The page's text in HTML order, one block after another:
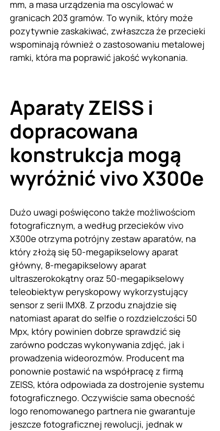
mm, a masa urządzenia ma oscylować w
granicach 203 gramów. To wynik, który może
pozytywnie zaskakiwać, zwłaszcza że przecieki
wspominają również o zastosowaniu metalowej
ramki, która ma poprawić jakość wykonania.
Aparaty ZEISS i
dopracowana
konstrukcja mogą
wyróżnić vivo X300e
Dużo uwagi poświęcono także możliwościom
fotograficznym, a według przecieków vivo
X300e otrzyma potrójny zestaw aparatów, na
który złożą się 50-megapikselowy aparat
główny, 8-megapikselowy aparat
ultraszerokokątny oraz 50-megapikselowy
teleobiektyw peryskopowy wykorzystujący
sensor z serii IMX8. Z przodu znajdzie się
natomiast aparat do selfie o rozdzielczości 50
Mpx, który powinien dobrze sprawdzić się
zarówno podczas wykonywania zdjęć, jak i
prowadzenia wideorozmów. Producent ma
ponownie postawić na współpracę z firmą
ZEISS, która odpowiada za dostrojenie systemu
fotograficznego. Oczywiście sama obecność
logo renomowanego partnera nie gwarantuje
jeszcze fotograficznej rewolucji, jednak w